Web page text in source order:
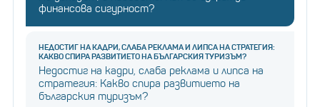
финансова сигурност?
НЕДОСТИГ НА КАДРИ, СЛАБА РЕКЛАМА И ЛИПСА НА СТРАТЕГИЯ:
КАКВО СПИРА РАЗВИТИЕТО НА БЪЛГАРСКИЯ ТУРИЗЪМ?
Недостиг на кадри, слаба реклама и липса на
стратегия: Какво спира развитието на
българския туризъм?